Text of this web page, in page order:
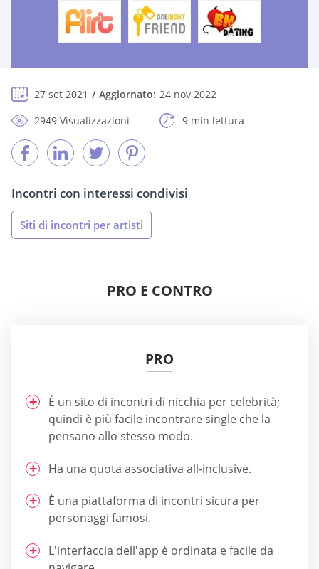
27 set 2021 Aggiornato: 24 nov 2022
2949 Visualizzazioni
9 min lettura
Incontri con interessi condivisi
Siti di incontri per artisti
PRO E CONTRO
PRO
È un sito di incontri di nicchia per celebrità;
quindi è più facile incontrare single che la
pensano allo stesso modo.
Ha una quota associativa all-inclusive.
È una piattaforma di incontri sicura per
personaggi famosi.
L'interfaccia dell'app è ordinata e facile da